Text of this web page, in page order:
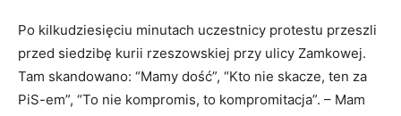
Po kilkudziesięciu minutach uczestnicy protestu przeszli
przed siedzibę kurii rzeszowskiej przy ulicy Zamkowej.
Tam skandowano: “Mamy dość”, “Kto nie skacze, ten za
PiS-em”, “To nie kompromis, to kompromitacja”. – Mam